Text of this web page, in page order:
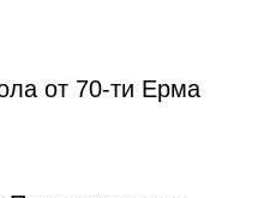
от 70-ти Ерма